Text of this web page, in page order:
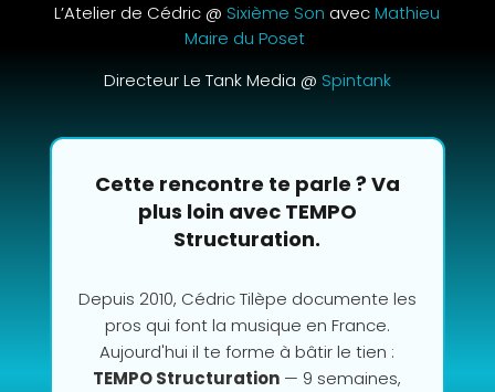
L’Atelier de Cédric @ Sixième Son avecMathieu
Maire du Poset
Directeur Le Tank Media @ Spintank
Cette rencontre te parle ? Va
plus loin avec TEMPO
Structuration.
Depuis 2010, Cédric Tilèpe documente les
pros qui font la musique en France.
Aujourd'hui il te forme à bâtir le tien :
TEMPO Structuration — 9 semaines,